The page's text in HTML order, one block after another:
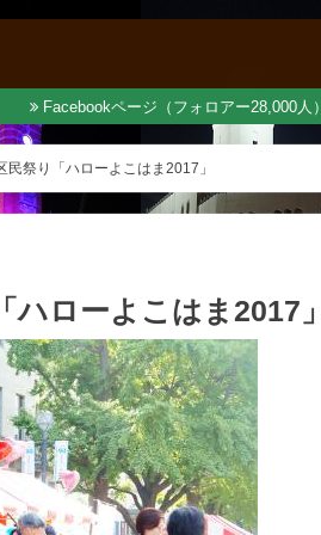
Facebookページ（フォロアー28,000人）
祭り「ハローよこはま2017」
ローよこはま2017」